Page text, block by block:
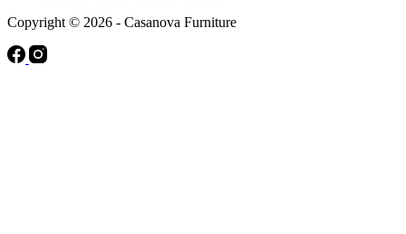
Copyright © 2026 - Casanova Furniture